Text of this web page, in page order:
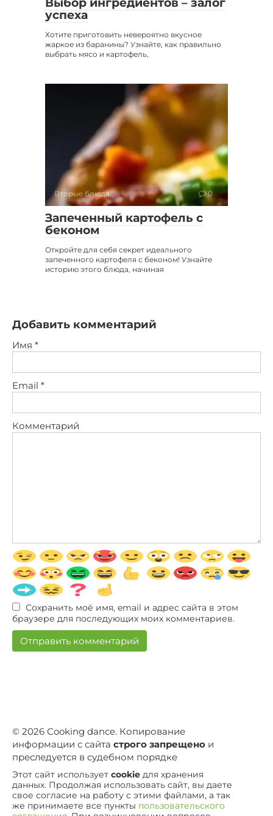
успеха
Хотите приготовить невероятно вкусное
жаркое из баранины? Узнайте, как правильно
выбрать мясо и картофель,
Вторые блюда 0
Запеченный картофель с
беконом
Откройте для себя секрет идеального
запеченного картофеля с беконом! Узнайте
историю этого блюда, начиная
Добавить комментарий
Имя *
Email *
Комментарий
Сохранить моё имя, email и адрес сайта в этом
браузере для последующих моих комментариев.
© 2026 Сooking dance. Копирование
информации с сайта строго запрещено и
преследуется в судебном порядке
Этот сайт использует cookie для хранения
данных. Продолжая использовать сайт, вы даете
свое согласие на работу с этими файлами, а так
же принимаете все пункты пользовательского